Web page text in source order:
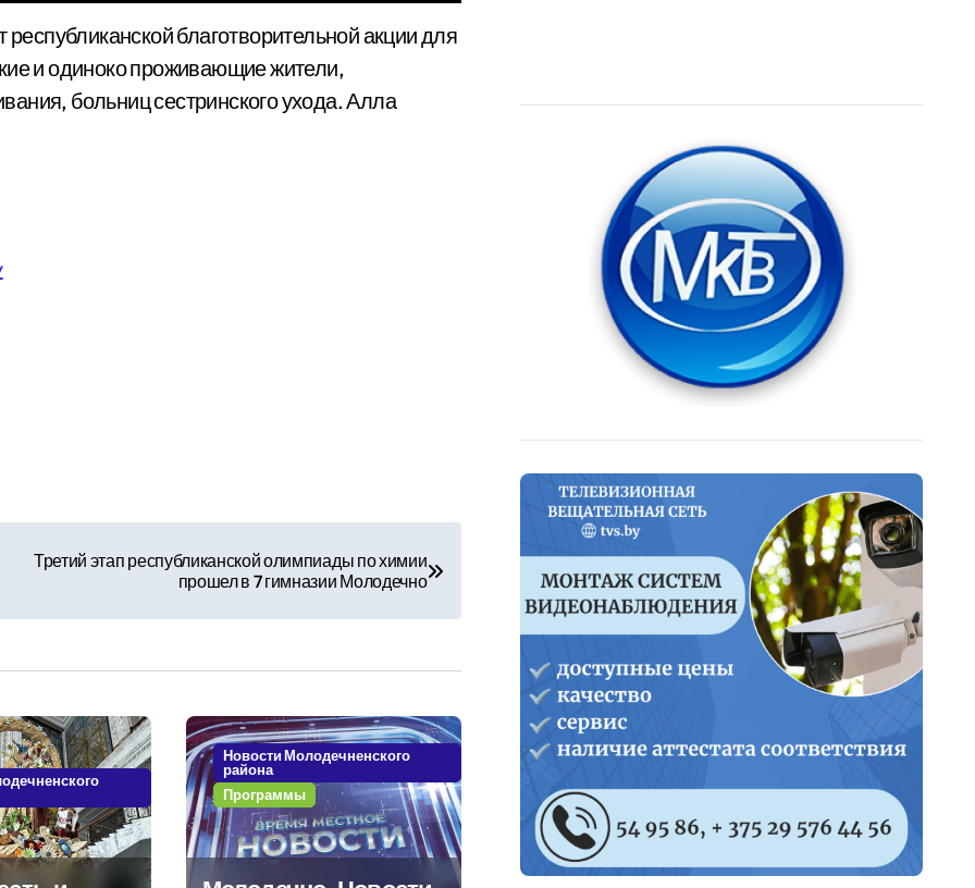
и одиноко проживающие жители,
больниц сестринского ухода. Алла
Третий этап республиканской олимпиады по химии
прошел в 7 гимназии Молодечно
Новости Молодечненского
района
Программы